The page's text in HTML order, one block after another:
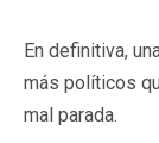
En definitiva,
más políticos
mal parada.